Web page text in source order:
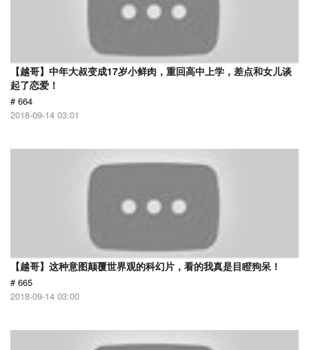
【越哥】中年大叔变成17岁小鲜肉，重回高中上学，差点和女儿谈
起了恋爱！
# 664
2018-09-14 03:01
【越哥】这种意图颠覆世界观的科幻片，看的我真是目瞪狗呆！
# 665
2018-09-14 03:00